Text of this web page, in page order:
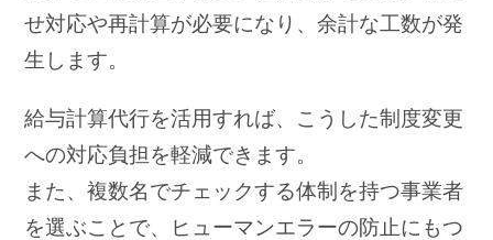
せ対応や再計算が必要になり、余計な工数が発
生します。
給与計算代行を活用すれば、こうした制度変更
への対応負担を軽減できます。
また、複数名でチェックする体制を持つ事業者
を選ぶことで、ヒューマンエラーの防止にもつ